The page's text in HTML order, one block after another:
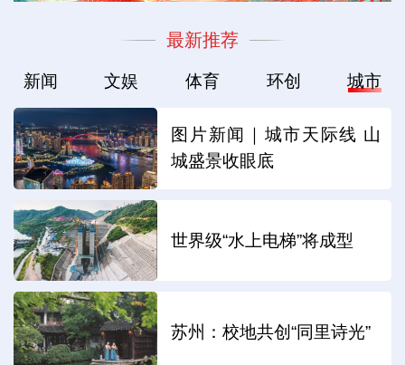
最新推荐
新闻 文娱 体育 环创 城市
图片新闻｜城市天际线 山
城盛景收眼底
世界级“水上电梯”将成型
苏州：校地共创“同里诗光”